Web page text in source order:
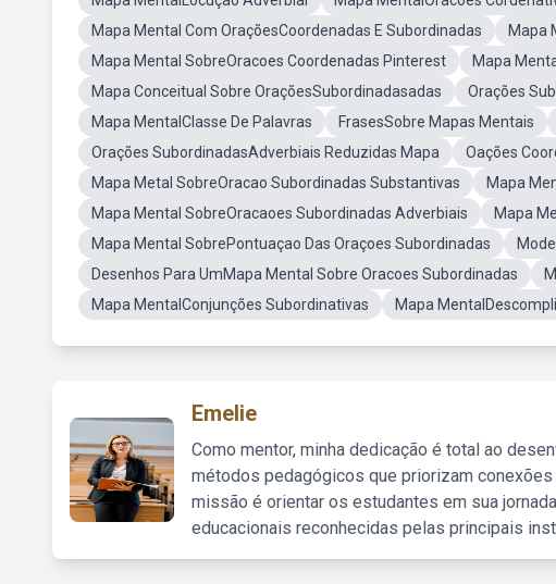
Mapa Mental Com OraçõesCoordenadas E Subordinadas
Mapa
Mapa Mental SobreOracoes Coordenadas Pinterest
Mapa
Mapa Conceitual Sobre OraçõesSubordinadasadas
Orações
Mapa MentalClasse De Palavras
FrasesSobre Mapas Mentais
Orações SubordinadasAdverbiais Reduzidas Mapa
Oações
Mapa Metal SobreOracao Subordinadas Substantivas
Mapa
Mapa Mental SobreOracaoes Subordinadas Adverbiais
Mapa
Mapa Mental SobrePontuaçao Das Oraçoes Subordinadas
Desenhos Para UmMapa Mental Sobre Oracoes Subordinadas
Mapa MentalConjunções Subordinativas
Mapa
Emelie
Como mentor, minha dedicação é total ao
métodos pedagógicos que priorizam
missão é orientar os estudantes em sua
educacionais reconhecidas pelas principais